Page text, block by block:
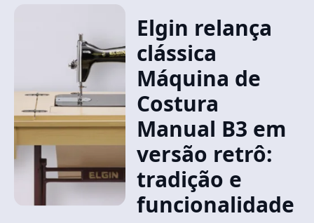
Elgin relança
clássica
Máquina de
Costura
Manual B3 em
versão retrô:
tradição e
funcionalidade